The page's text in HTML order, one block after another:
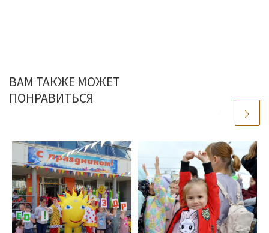
ВАМ ТАКЖЕ МОЖЕТ
ПОНРАВИТЬСЯ